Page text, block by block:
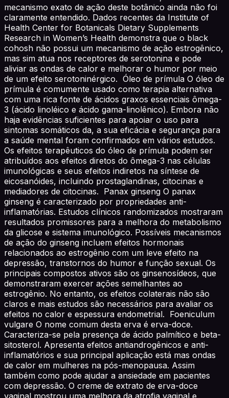
mecanismo exato de ação deste botânico ainda não foi
claramente entendido. Dados recentes da Institute of
Health Center for Botanicals Dietary Supplements
Research in Women’s Health demonstra que o black
cohosh não possui um mecanismo de ação estrogênico,
mas sim atua nos receptores de serotonina e pode
aliviar as ondas de calor e melhorar o humor por meio
de um efeito serotoninérgico. Óleo de prímula O óleo de
prímula é comumente usado como terapia alternativa
com uma rica fonte de ácidos graxos essenciais ômega-
3 (ácido linoléico e ácido gama-linolênico). Embora não
haja evidências suficientes para apoiar o uso para
sintomas somáticos da, a sua eficácia e segurança para
a saúde mental foram confirmados em vários estudos.
Os efeitos terapêuticos do óleo de prímula podem ser
atribuídos aos efeitos diretos do ômega-3 nas células
imunológicas e seus efeitos indiretos na síntese de
eicosanóides, incluindo prostaglandinas, citocinas e
mediadores de citocinas. Panax ginseng O panax
ginseng é caracterizado por propriedades anti-
inflamatórias. Estudos clínicos randomizados mostraram
resultados promissores para a melhora do metabolismo
da glicose e sistema imunológico. Possíveis mecanismos
de ação do ginseng incluem efeitos hormonais
relacionados ao estrogênio com um leve efeito na
depressão, transtornos do humor e função sexual. Os
principais compostos ativos são os ginsenosídeos, que
demonstraram exercer ações semelhantes ao
estrogênio. No entanto, os efeitos colaterais não são
claros e mais estudos são necessários para avaliar os
efeitos no calor e espessura endometrial. Foeniculum
vulgare O nome comum desta erva é erva-doce.
Caracteriza-se pela presença de ácido palmítico e beta-
sitosterol. Apresenta efeitos antiandrogênicos e anti-
inflamatórios e sua principal aplicação está mas ondas
de calor em mulheres na pós-menopausa. Assim
também como pode ajudar a ansiedade em pacientes
com depressão. O creme de extrato de erva-doce
vaginal mostrou uma melhora da atrofia vaginal e